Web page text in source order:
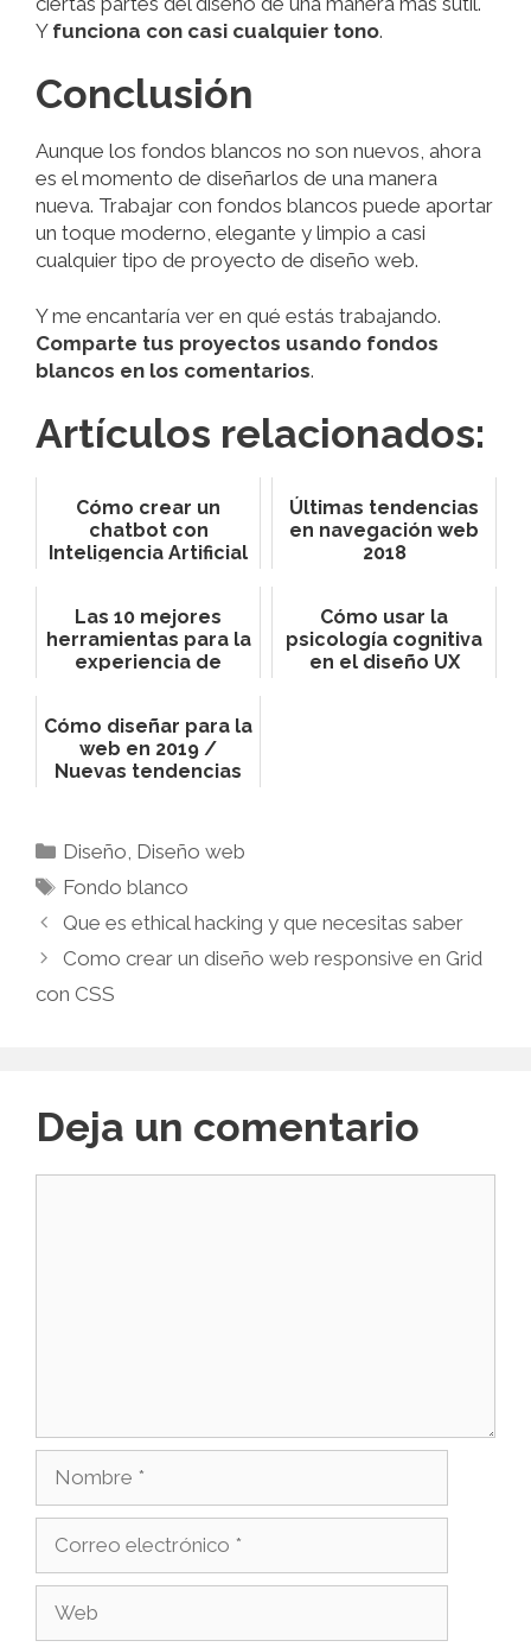
Y funciona con casi cualquier tono.
Conclusión
Aunque los fondos blancos no son nuevos, ahora
es el momento de diseñarlos de una manera
nueva. Trabajar con fondos blancos puede aportar
un toque moderno, elegante y limpio a casi
cualquier tipo de proyecto de diseño web.
Y me encantaría ver en qué estás trabajando.
Comparte tus proyectos usando fondos
blancos en los comentarios.
Artículos relacionados:
Cómo crear un
chatbot con
Inteligencia Artificial
Últimas tendencias
en navegación web
2018
Las 10 mejores
herramientas para la
experiencia de
Cómo usar la
psicología cognitiva
en el diseño UX
Cómo diseñar para la
web en 2019 /
Nuevas tendencias
Diseño Diseño web
Fondo blanco
Que es ethical hacking y que necesitas saber
Como crear un diseño web responsive en Grid
con CSS
Deja un comentario